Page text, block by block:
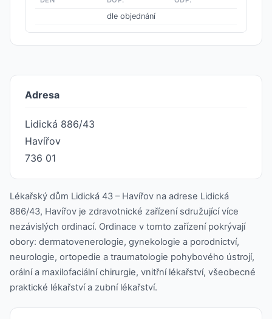
dle objednání
Adresa
Lidická 886/43
Havířov
736 01
Lékařský dům Lidická 43 – Havířov na adrese Lidická
886/43, Havířov je zdravotnické zařízení sdružující více
nezávislých ordinací. Ordinace v tomto zařízení pokrývají
obory: dermatovenerologie, gynekologie a porodnictví,
neurologie, ortopedie a traumatologie pohybového ústrojí,
orální a maxilofaciální chirurgie, vnitřní lékařství, všeobecné
praktické lékařství a zubní lékařství.